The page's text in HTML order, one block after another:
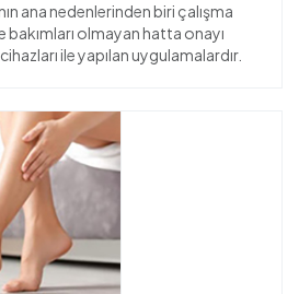
ana nedenlerinden biri çalışma
olmayan hatta onayı
ile yapılan uygulamalardır.